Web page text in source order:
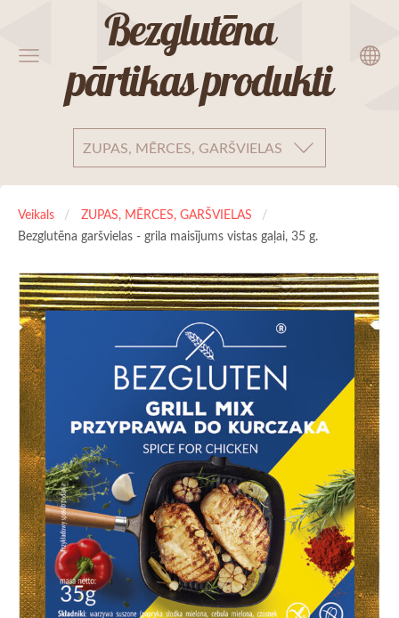
Bezglutēna
pārtikas produkti
ZUPAS, MĒRCES, GARŠVIELAS
Veikals
ZUPAS, MĒRCES, GARŠVIELAS
Bezglutēna garšvielas - grila maisījums vistas gaļai, 35 g.